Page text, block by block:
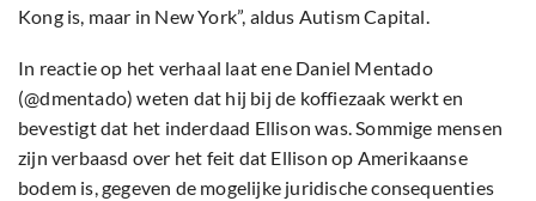
Kong is, maar in New York”, aldus Autism Capital.
In reactie op het verhaal laat ene Daniel Mentado
(@dmentado) weten dat hij bij de koffiezaak werkt en
bevestigt dat het inderdaad Ellison was. Sommige mensen
zijn verbaasd over het feit dat Ellison op Amerikaanse
bodem is, gegeven de mogelijke juridische consequenties